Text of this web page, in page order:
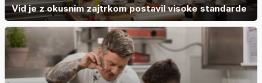
Vid je z okusnim zajtrkom postavil visoke standarde